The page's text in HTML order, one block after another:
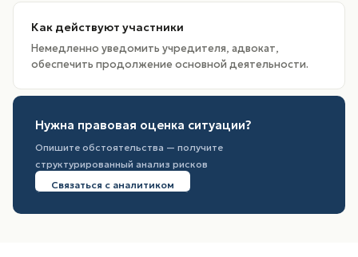
Как действуют участники
Немедленно уведомить учредителя, адвокат,
обеспечить продолжение основной деятельности.
Нужна правовая оценка ситуации?
Опишите обстоятельства — получите
структурированный анализ рисков
Связаться с аналитиком